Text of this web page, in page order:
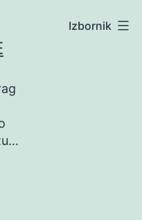
Izbornik